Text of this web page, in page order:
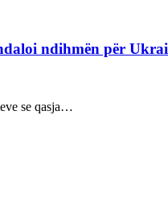
ndihmën për
se qasja…